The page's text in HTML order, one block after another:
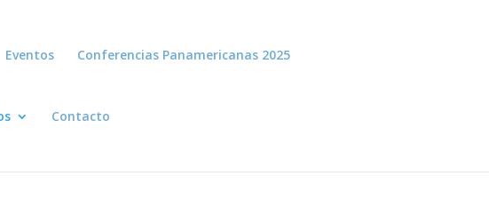
Eventos Conferencias Panamericanas 2025
Contacto